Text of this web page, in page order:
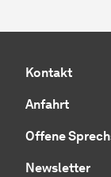
Kontakt
Anfahrt
Offene
Newsletter